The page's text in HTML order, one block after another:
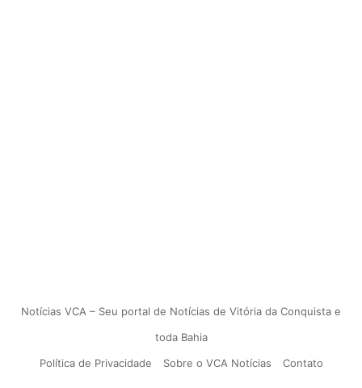
Notícias VCA – Seu portal de Notícias de Vitória da Conquista e
toda Bahia
Política de Privacidade
Sobre o VCA Notícias Contato